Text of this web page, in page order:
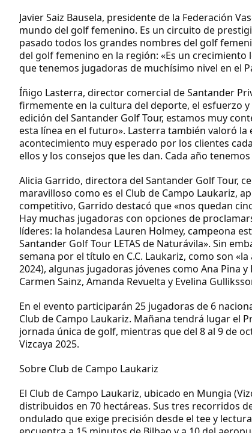
Javier Saiz Bausela, presidente de la Federación
mundo del golf femenino. Es un circuito de
pasado todos los grandes nombres del golf
del golf femenino en la región: «Es un
que tenemos jugadoras de muchísimo nivel en el
Íñigo Lasterra, director comercial de Santander
firmemente en la cultura del deporte, el esfuerzo
edición del Santander Golf Tour, estamos muy
esta línea en el futuro». Lasterra también valoró la
acontecimiento muy esperado por los clientes
ellos y los consejos que les dan. Cada año
Alicia Garrido, directora del Santander Golf Tour,
maravilloso como es el Club de Campo Laukariz,
competitivo, Garrido destacó que «nos quedan
Hay muchas jugadoras con opciones de
líderes: la holandesa Lauren Holmey, campeona
Santander Golf Tour LETAS de Naturávila». Sin
semana por el título en C.C. Laukariz, como son
2024), algunas jugadoras jóvenes como Ana Pina
Carmen Sainz, Amanda Revuelta y Evelina
En el evento participarán 25 jugadoras de 6
Club de Campo Laukariz. Mañana tendrá lugar el
jornada única de golf, mientras que del 8 al 9 de
Vizcaya 2025.
Sobre Club de Campo Laukariz
El Club de Campo Laukariz, ubicado en Mungia
distribuidos en 70 hectáreas. Sus tres recorridos
ondulado que exige precisión desde el tee y